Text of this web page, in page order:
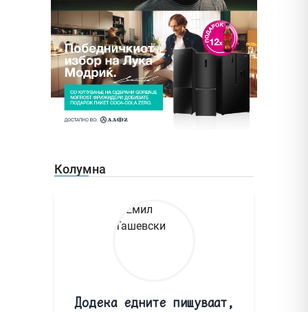
Колумна
Додека едните пишуваат,